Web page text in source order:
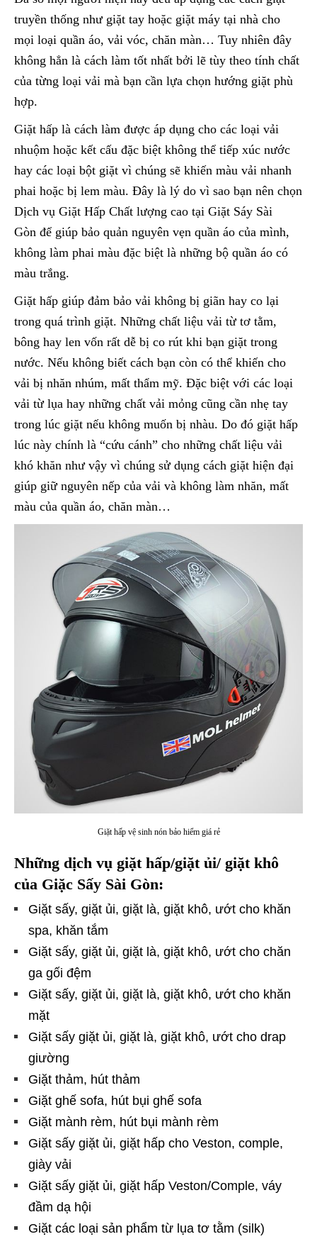
truyền thống như giặt tay hoặc giặt máy tại nhà cho
mọi loại quần áo, vải vóc, chăn màn… Tuy nhiên đây
không hẳn là cách làm tốt nhất bởi lẽ tùy theo tính chất
của từng loại vải mà bạn cần lựa chọn hướng giặt phù
hợp.
Giặt hấp là cách làm được áp dụng cho các loại vải
nhuộm hoặc kết cấu đặc biệt không thể tiếp xúc nước
hay các loại bột giặt vì chúng sẽ khiến màu vải nhanh
phai hoặc bị lem màu. Đây là lý do vì sao bạn nên chọn
Dịch vụ Giặt Hấp Chất lượng cao tại Giặt Sáy Sài
Gòn để giúp bảo quản nguyên vẹn quần áo của mình,
không làm phai màu đặc biệt là những bộ quần áo có
màu trắng.
Giặt hấp giúp đảm bảo vải không bị giãn hay co lại
trong quá trình giặt. Những chất liệu vải từ tơ tằm,
bông hay len vốn rất dễ bị co rút khi bạn giặt trong
nước. Nếu không biết cách bạn còn có thể khiến cho
vải bị nhăn nhúm, mất thẩm mỹ. Đặc biệt với các loại
vải từ lụa hay những chất vải mỏng cũng cần nhẹ tay
trong lúc giặt nếu không muốn bị nhàu. Do đó giặt hấp
lúc này chính là “cứu cánh” cho những chất liệu vải
khó khăn như vậy vì chúng sử dụng cách giặt hiện đại
giúp giữ nguyên nếp của vải và không làm nhăn, mất
màu của quần áo, chăn màn…
Giặt hấp vệ sinh nón bảo hiểm giá rẻ
Những dịch vụ giặt hấp/giặt ủi/ giặt khô
của Giặc Sấy Sài Gòn:
Giặt sấy, giặt ủi, giặt là, giặt khô, ướt cho khăn
spa, khăn tắm
Giặt sấy, giặt ủi, giặt là, giặt khô, ướt cho chăn
ga gối đệm
Giặt sấy, giặt ủi, giặt là, giặt khô, ướt cho khăn
mặt
Giặt sấy giặt ủi, giặt là, giặt khô, ướt cho drap
giường
Giặt thảm, hút thảm
Giặt ghế sofa, hút bụi ghế sofa
Giặt mành rèm, hút bụi mành rèm
Giặt sấy giặt ủi, giặt hấp cho Veston, comple,
giày vải
Giặt sấy giặt ủi, giặt hấp Veston/Comple, váy
đầm dạ hội
Giặt các loại sản phẩm từ lụa tơ tằm (silk)